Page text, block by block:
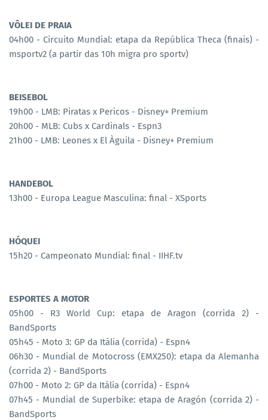
VÔLEI DE PRAIA
04h00 - Circuito Mundial: etapa da República Theca (finais) -
msportv2 (a partir das 10h migra pro sportv)
BEISEBOL
19h00 - LMB: Piratas x Pericos - Disney+ Premium
20h00 - MLB: Cubs x Cardinals - Espn3
21h00 - LMB: Leones x El Àguila - Disney+ Premium
HANDEBOL
13h00 - Europa League Masculina: final - XSports
HÓQUEI
15h20 - Campeonato Mundial: final - IIHF.tv
ESPORTES A MOTOR
05h00 - R3 World Cup: etapa de Aragon (corrida 2) -
BandSports
05h45 - Moto 3: GP da Itália (corrida) - Espn4
06h30 - Mundial de Motocross (EMX250): etapa da Alemanha
(corrida 2) - BandSports
07h00 - Moto 2: GP da Itália (corrida) - Espn4
07h45 - Mundial de Superbike: etapa de Aragón (corrida 2) -
BandSports